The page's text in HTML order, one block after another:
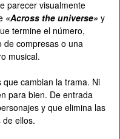
parecer visualmente
«Across the universe» y
termine el número,
de compresas o una
musical.
cambian la trama. Ni
para bien. De entrada
y que elimina las
ellos.